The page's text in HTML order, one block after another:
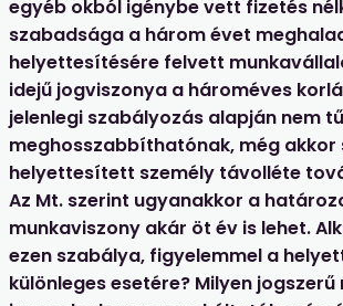
egyéb okból igénybe vett fizetés
szabadsága a három évet
helyettesítésére felvett
idejű jogviszonya a hároméves
jelenlegi szabályozás alapján nem
meghosszabbíthatónak, még akkor
helyettesített személy távolléte
Az Mt. szerint ugyanakkor a
munkaviszony akár öt év is lehet.
ezen szabálya, figyelemmel a
különleges esetére? Milyen